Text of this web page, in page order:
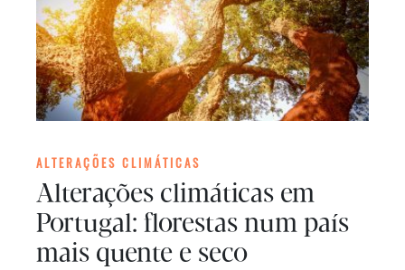
ALTERAÇÕES CLIMÁTICAS
Alterações climáticas em
Portugal: florestas num país
mais quente e seco